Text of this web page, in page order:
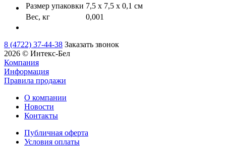
Размер упаковки 7,5 х 7,5 х 0,1 см
Вес, кг
0,001
8 (4722) 37-44-38 Заказать звонок
2026 © Интекс-Бел
Компания
Информация
Правила продажи
О компании
Новости
Контакты
Публичная оферта
Условия оплаты